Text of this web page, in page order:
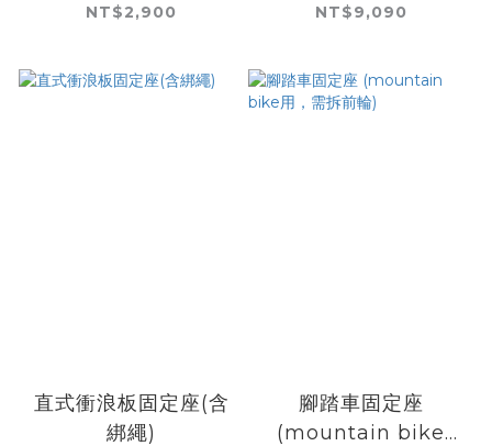
NT$2,900 NT$9,090
直式衝浪板固定座(含
綁繩)
腳踏車固定座
(mountain bike